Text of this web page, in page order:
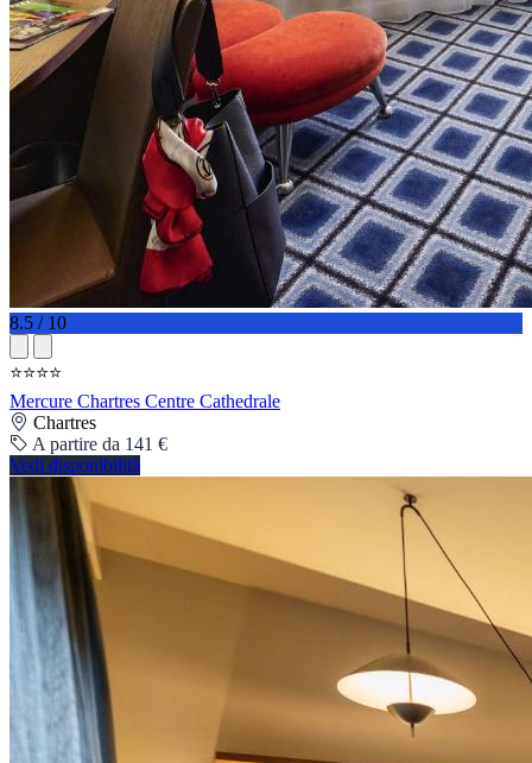
8.5 / 10
⭐⭐⭐⭐
Mercure Chartres Centre Cathedrale
Chartres
A partire da 141 €
Vedi disponibilità